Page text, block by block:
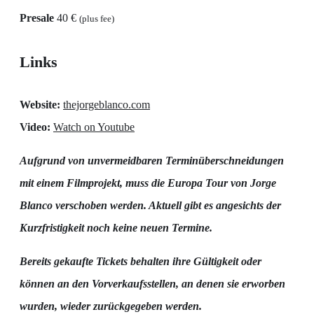
Presale 40 € (plus fee)
Links
Website: thejorgeblanco.com
Video: Watch on Youtube
Aufgrund von unvermeidbaren Terminüberschneidungen
mit einem Filmprojekt, muss die Europa Tour von Jorge
Blanco verschoben werden. Aktuell gibt es angesichts der
Kurzfristigkeit noch keine neuen Termine.
Bereits gekaufte Tickets behalten ihre Gültigkeit oder
können an den Vorverkaufsstellen, an denen sie erworben
wurden, wieder zurückgegeben werden.